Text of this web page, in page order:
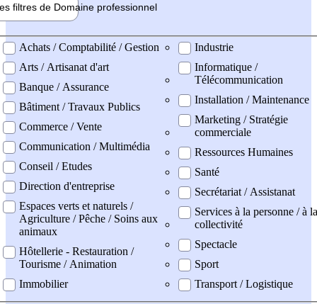
filtres de Domaine professionnel
professionel
Achats / Comptabilité / Gestion
Arts / Artisanat d'art
Banque / Assurance
Bâtiment / Travaux Publics
Commerce / Vente
Communication / Multimédia
Conseil / Etudes
Direction d'entreprise
Espaces verts et naturels /
Agriculture / Pêche / Soins aux
animaux
Hôtellerie - Restauration /
Tourisme / Animation
Immobilier
Industrie
Informatique /
Télécommunication
Installation / Maintenance
Marketing / Stratégie
commerciale
Ressources Humaines
Santé
Secrétariat / Assistanat
Services à la personne / à la
collectivité
Spectacle
Sport
Transport / Logistique